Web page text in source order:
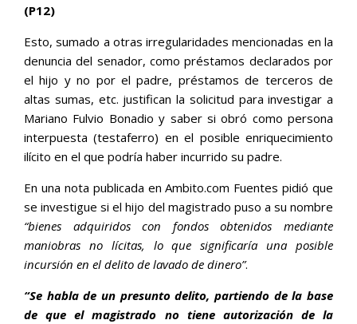
(P12)
Esto, sumado a otras irregularidades mencionadas en la
denuncia del senador, como préstamos declarados por
el hijo y no por el padre, préstamos de terceros de
altas sumas, etc. justifican la solicitud para investigar a
Mariano Fulvio Bonadio y saber si obró como persona
interpuesta (testaferro) en el posible enriquecimiento
ilícito en el que podría haber incurrido su padre.
En una nota publicada en Ambito.com Fuentes pidió que
se investigue si el hijo del magistrado puso a su nombre
“bienes adquiridos con fondos obtenidos mediante
maniobras no lícitas, lo que significaría una posible
incursión en el delito de lavado de dinero”.
“Se habla de un presunto delito, partiendo de la base
de que el magistrado no tiene autorización de la